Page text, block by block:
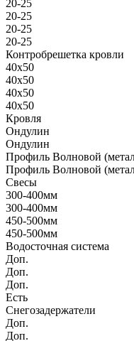
20-25
20-25
20-25
20-25
Контробрешетка кровли
40х50
40х50
40х50
40х50
Кровля
Ондулин
Ондулин
Профиль Волновой
Профиль Волновой
Свесы
300-400мм
300-400мм
450-500мм
450-500мм
Водосточная система
Доп.
Доп.
Доп.
Есть
Снегозадержатели
Доп.
Доп.